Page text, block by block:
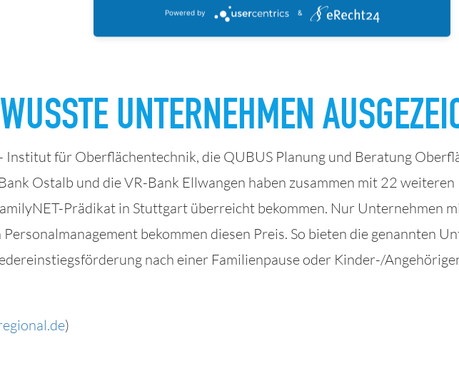
UNTERNEHMEN
Institut für Oberflächentechnik, die QUBUS Planung und Beratung
Ostalb und die VR-Bank Ellwangen haben zusammen mit 22
Prädikat in Stuttgart überreicht bekommen. Nur Unternehmen
bekommen diesen Preis. So bieten die genannten
nach einer Familienpause oder Kinder-/
)
Powered by &